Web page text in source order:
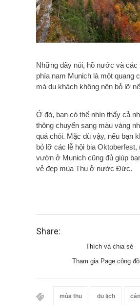
Những dãy núi, hồ nước và các
phía nam Munich là một quang
mà du khách không nên bỏ lỡ
Ở đó, bạn có thể nhìn thấy cả
thông chuyển sang màu vàng
quá chói. Mặc dù vậy, nếu bạn
bỏ lỡ các lễ hội bia Oktoberfest,
vườn ở Munich cũng đủ giúp
vẻ đẹp mùa Thu ở nước Đức.
Share:
Thích và chia sẻ
Tham gia Page cộng
mùa thu du lịch